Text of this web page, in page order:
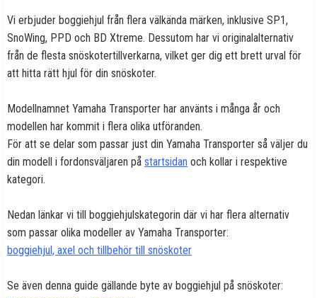
Vi erbjuder boggiehjul från flera välkända märken, inklusive SP1,
SnoWing, PPD och BD Xtreme. Dessutom har vi originalalternativ
från de flesta snöskotertillverkarna, vilket ger dig ett brett urval för
att hitta rätt hjul för din snöskoter.
Modellnamnet Yamaha Transporter har använts i många år och
modellen har kommit i flera olika utföranden.
För att se delar som passar just din Yamaha Transporter så väljer du
din modell i fordonsväljaren på startsidan och kollar i respektive
kategori.
Nedan länkar vi till boggiehjulskategorin där vi har flera alternativ
som passar olika modeller av Yamaha Transporter:
boggiehjul, axel och tillbehör till snöskoter
Se även denna guide gällande byte av boggiehjul på snöskoter: